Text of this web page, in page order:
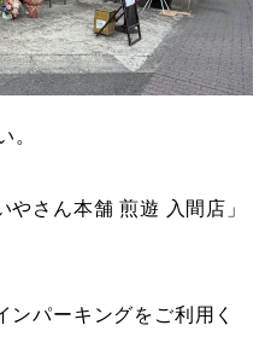
。
さん本舗 煎遊 入間店」
パーキングをご利用く